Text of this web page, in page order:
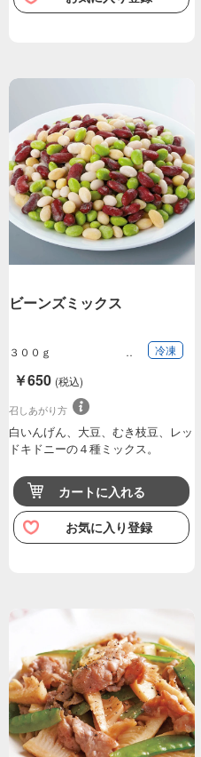
ビーンズミックス
３００ｇ 冷凍
￥650 (税込)
召しあがり方
白いんげん、大豆、むき枝豆、レッ
ドキドニーの４種ミックス。
カートに入れる
お気に入り登録